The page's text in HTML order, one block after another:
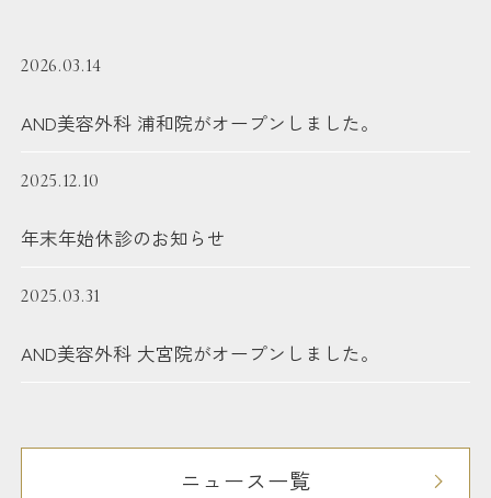
2026.03.14
AND美容外科 浦和院がオープンしました。
2025.12.10
年末年始休診のお知らせ
2025.03.31
AND美容外科 大宮院がオープンしました。
ニュース一覧